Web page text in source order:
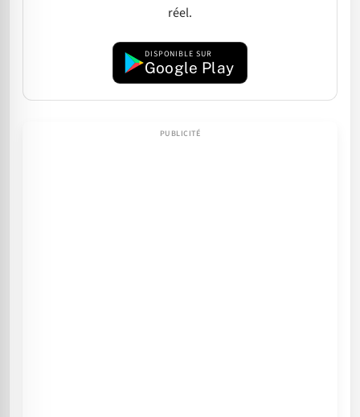
réel.
DISPONIBLE SUR
Google Play